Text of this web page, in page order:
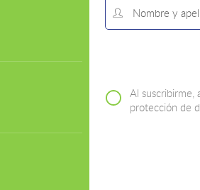
Al suscribirme,
protección de